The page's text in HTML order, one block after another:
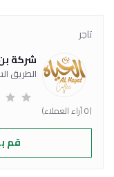
تاجر
شركة
الطريق
(0 آراء العملاء)
قم